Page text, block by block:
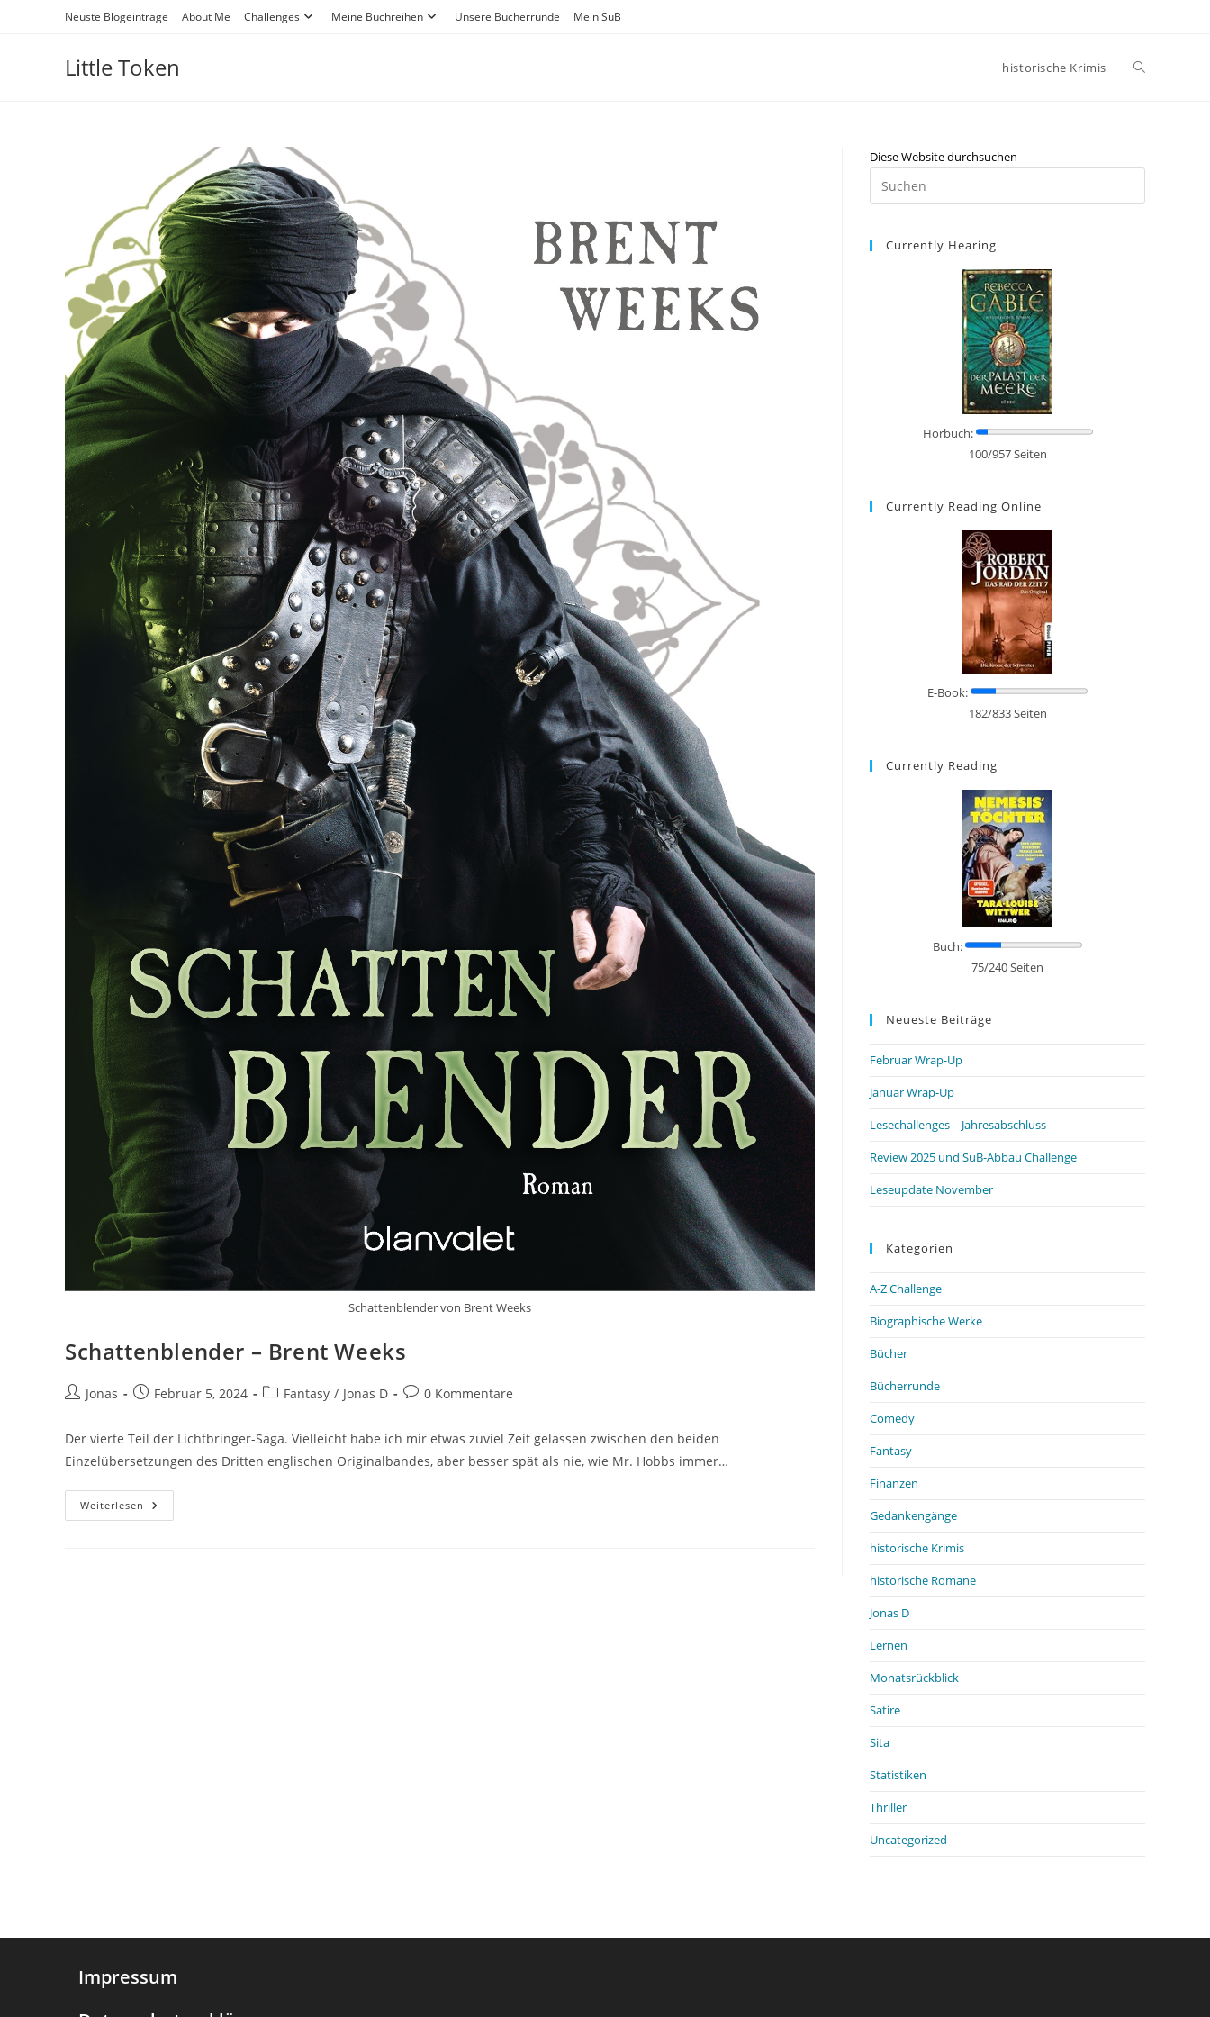
Neuste Blogeinträge About Me Challenges Meine Buchreihen Unsere Bücherrunde Mein SuB
Little Token historische Krimis
Schattenblender von Brent Weeks
Schattenblender – Brent Weeks
Jonas Februar 5, 2024 Fantasy / Jonas D 0 Kommentare
Der vierte Teil der Lichtbringer-Saga. Vielleicht habe ich mir etwas zuviel Zeit gelassen zwischen den beiden
Einzelübersetzungen des Dritten englischen Originalbandes, aber besser spät als nie, wie Mr. Hobbs immer…
Weiterlesen
Diese Website durchsuchen
Currently Hearing
Hörbuch:
100/957 Seiten
Currently Reading Online
E-Book:
182/833 Seiten
Currently Reading
Buch:
75/240 Seiten
Neueste Beiträge
Februar Wrap-Up
Januar Wrap-Up
Lesechallenges – Jahresabschluss
Review 2025 und SuB-Abbau Challenge
Leseupdate November
Kategorien
A-Z Challenge
Biographische Werke
Bücher
Bücherrunde
Comedy
Fantasy
Finanzen
Gedankengänge
historische Krimis
historische Romane
Jonas D
Lernen
Monatsrückblick
Satire
Sita
Statistiken
Thriller
Uncategorized
Impressum